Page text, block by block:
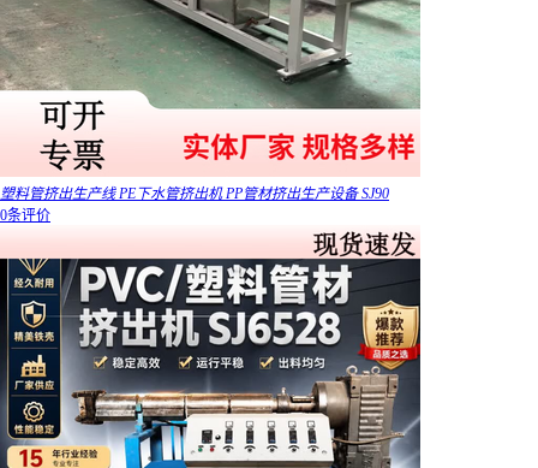
塑料管挤出生产线 PE下水管挤出机 PP管材挤出生产设备 SJ90
0条评价